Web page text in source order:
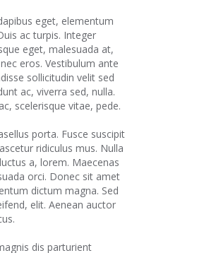
eget, elementum
ac turpis. Integer
eget, malesuada at,
eros. Vestibulum ante
sollicitudin velit sed
ac, viverra sed, nulla.
scelerisque vitae, pede.
porta. Fusce suscipit
ridiculus mus. Nulla
a, lorem. Maecenas
orci. Donec sit amet
dictum magna. Sed
elit. Aenean auctor
dis parturient